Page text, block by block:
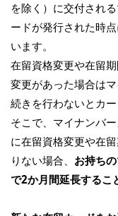
を除く）に交付され
ードが発行された時
います。
在留資格変更や在留
変更があった場合は
続きを行わないとカ
そこで、マイナンバ
に在留資格変更や在
りない場合、 お持ち
で2か月間延長するこ